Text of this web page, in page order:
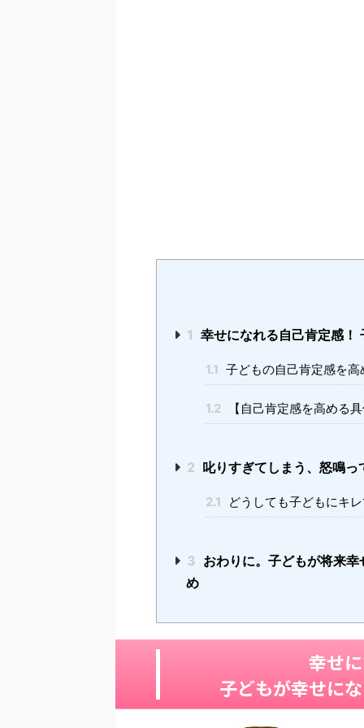
1 幸せになれる自己肯定感！
1.1 子どもの自己肯定感を
1.2 【自己肯定感を高める
2 叱りすぎてしまう、怒鳴
2.1 どうしても子どもにキ
3 おわりに。子どもが将来
め
幸せ
子どもが幸せに